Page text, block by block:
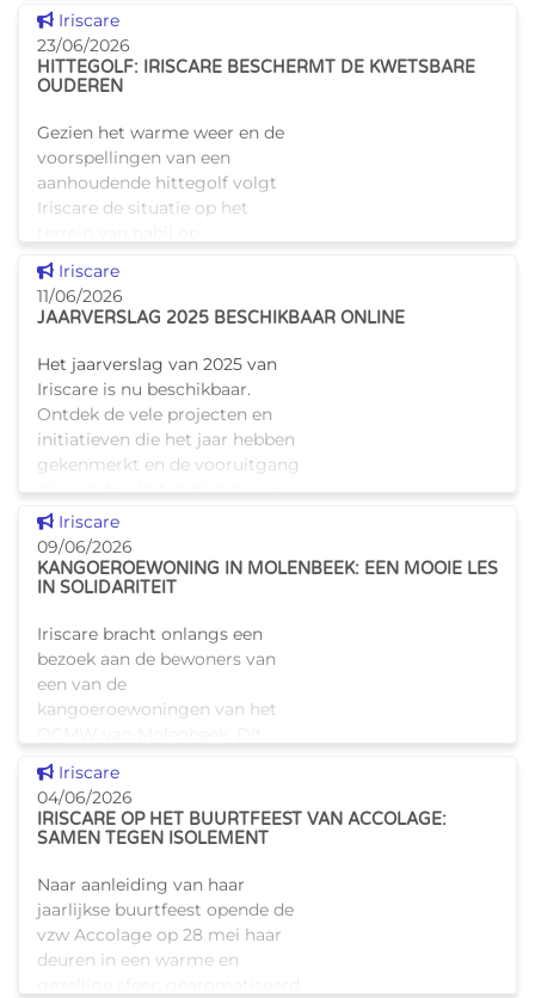
Hoofdstedelijk Gewest aan de
maatregelen om zich te
beschermen. Meer info
Dit nieuws tonen
Iriscare
23/06/2026
HITTEGOLF: IRISCARE BESCHERMT DE KWETSBARE
OUDEREN
Gezien het warme weer en de
voorspellingen van een
aanhoudende hittegolf volgt
Iriscare de situatie op het
Contactname rusthuizen Een
telefonische ronde werd
gestart langs
Dit nieuws tonen
Iriscare
11/06/2026
JAARVERSLAG 2025 BESCHIKBAAR ONLINE
Het jaarverslag van 2025 van
Iriscare is nu beschikbaar.
Ontdek de vele projecten en
initiatieven die het jaar hebben
gekenmerkt en de vooruitgang
die is geboekt ten dienste van
de Brusselse burge
Dit nieuws tonen
Iriscare
09/06/2026
KANGOEROEWONING IN MOLENBEEK: EEN MOOIE LES
IN SOLIDARITEIT
Iriscare bracht onlangs een
bezoek aan de bewoners van
een van de
kangoeroewoningen van het
project biedt kwetsbare
ouderen de kans om in een
waardige woning te leven,
terwijl
Dit nieuws tonen
Iriscare
04/06/2026
IRISCARE OP HET BUURTFEEST VAN ACCOLAGE:
SAMEN TEGEN ISOLEMENT
Naar aanleiding van haar
jaarlijkse buurtfeest opende de
vzw Accolage op 28 mei haar
deuren in een warme en